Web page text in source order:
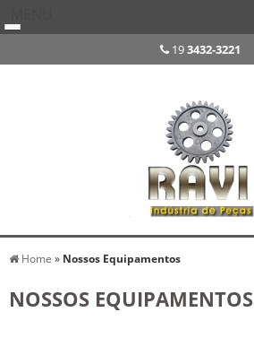
193432-3221
Home » Nossos Equipamentos
NOSSOS EQUIPAMENTOS